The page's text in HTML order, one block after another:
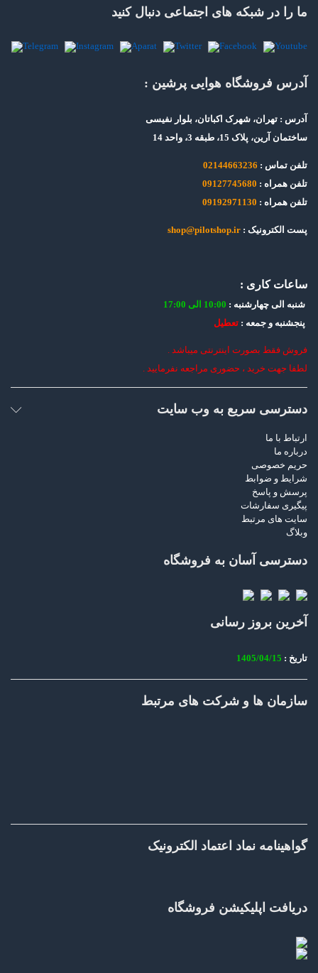
ما را در شبکه های اجتماعی دنبال کنید
آدرس فروشگاه هوایی پرشین :
آدرس : تهران، شهرک اکباتان، بلوار نفیسی
ساختمان آرین، پلاک 15، طبقه 3، واحد 14
تلفن تماس : 02144663236
تلفن همراه : 09127745680
تلفن همراه : 09192971130
پست الکترونیک : shop@pilotshop.ir
ساعات کاری :
شنبه الی چهارشنبه : 10:00 الی 17:00
پنجشنبه و جمعه : تعطیل
فروش فقط بصورت اینترنتی میباشد .
لطفا جهت خرید ، حضوری مراجعه نفرمایید .
دسترسی سریع به وب سایت
ارتباط با ما
درباره ما
حریم خصوصی
شرایط و ضوابط
پرسش و پاسخ
پیگیری سفارشات
سایت های مرتبط
وبلاگ
دسترسی آسان به فروشگاه
آخرین بروز رسانی
تاریخ : 1405/04/15
سازمان ها و شرکت های مرتبط
گواهینامه نماد اعتماد الکترونیک
دریافت اپلیکیشن فروشگاه